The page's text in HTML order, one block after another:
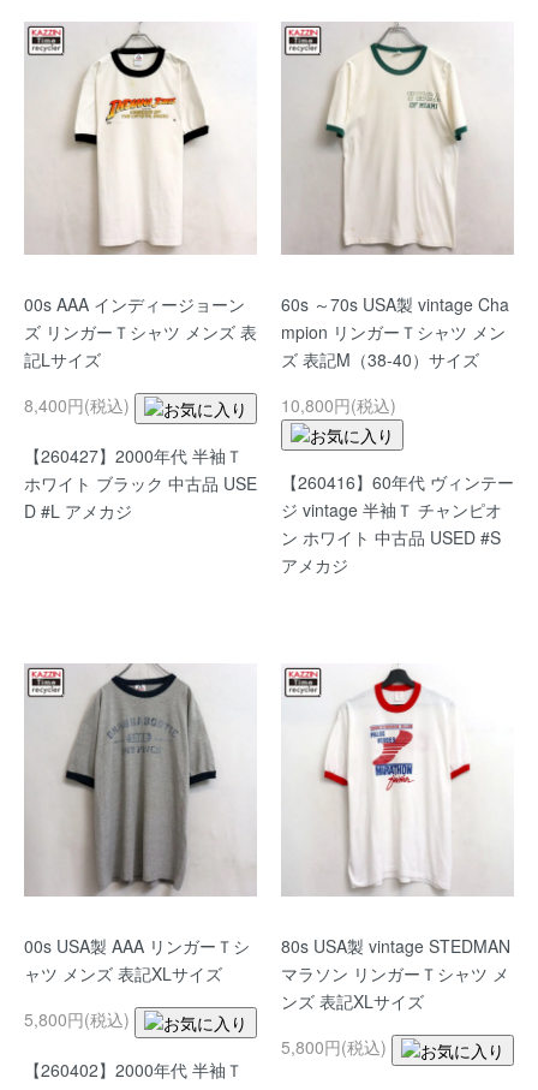
00s AAA インディージョーン
ズ リンガーＴシャツ メンズ 表
記Lサイズ
8,400円(税込)
【260427】2000年代 半袖Ｔ
ホワイト ブラック 中古品 USE
D #L アメカジ
60s ～70s USA製 vintage Cha
mpion リンガーＴシャツ メン
ズ 表記M（38-40）サイズ
10,800円(税込)
【260416】60年代 ヴィンテー
ジ vintage 半袖Ｔ チャンピオ
ン ホワイト 中古品 USED #S
アメカジ
00s USA製 AAA リンガーＴシ
ャツ メンズ 表記XLサイズ
5,800円(税込)
【260402】2000年代 半袖Ｔ
80s USA製 vintage STEDMAN
マラソン リンガーＴシャツ メ
ンズ 表記XLサイズ
5,800円(税込)